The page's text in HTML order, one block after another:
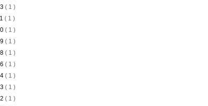
( 1 )
( 1 )
( 1 )
( 1 )
( 1 )
( 1 )
( 1 )
( 1 )
( 1 )